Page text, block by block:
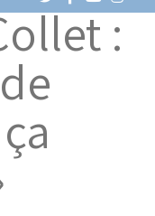
: